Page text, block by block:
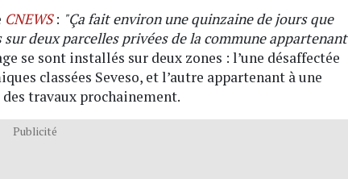
CNEWS: "Ça fait environ une quinzaine de jours que
deux parcelles privées de la commune appartenant
se sont installés sur deux zones : l’une désaffectée
classées Seveso, et l’autre appartenant à une
travaux prochainement.
Publicité